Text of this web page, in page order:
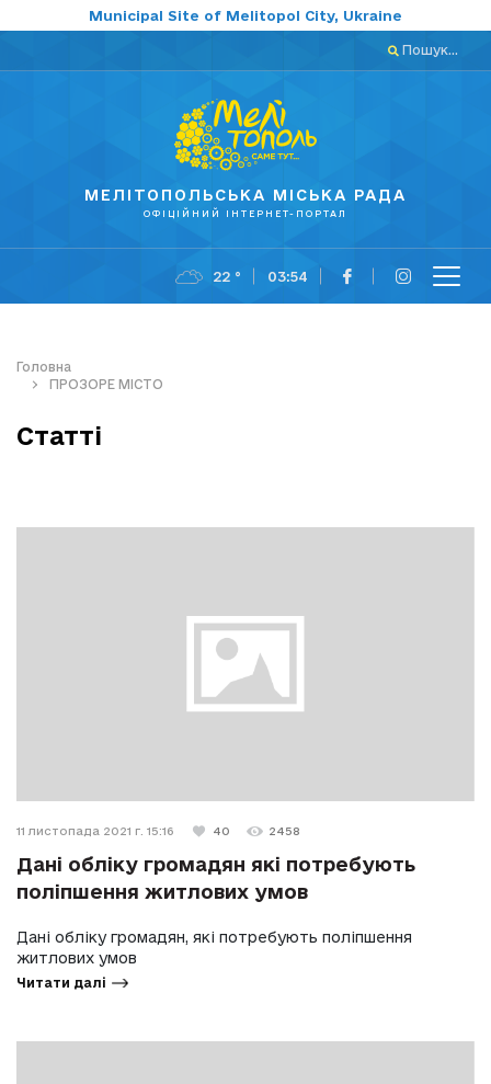
Municipal Site of Melitopol City, Ukraine
Пошук...
МЕЛІТОПОЛЬСЬКА МІСЬКА РАДА
ОФІЦІЙНИЙ ІНТЕРНЕТ-ПОРТАЛ
22 ° 03:54
Головна
ПРОЗОРЕ МІСТО
Статті
11 листопада 2021 г. 15:16 40 2458
Дані обліку громадян які потребують
поліпшення житлових умов
Дані обліку громадян, які потребують поліпшення
житлових умов
Читати далі